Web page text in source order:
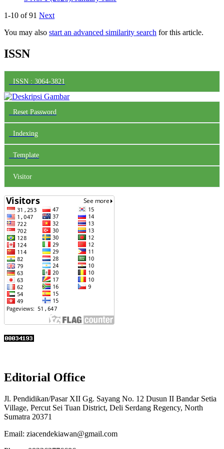
1-10 of 91 Next
You may also start an advanced similarity search for this article.
ISSN
ISSN : 3064-3821
Reset Password
Indexing
Template
Visitor
Editorial Office
Jl. Pendidikan/Pasar XII Gg. Sayang No. 12 Dusun II Bandar Setia
Village, Percut Sei Tuan District, Deli Serdang Regency, North
Sumatra 20371
Email: ziacendekiawan@gmail.com